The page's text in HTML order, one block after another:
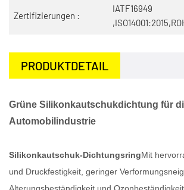
Zertifizierungen :
IATF16949
PRODUKTDETAIL
Grüne Silikonkautschukdichtung für
Automobilindustrie
Silikonkautschuk-DichtungsringMit
und Druckfestigkeit, geringer
Alterungsbeständigkeit und